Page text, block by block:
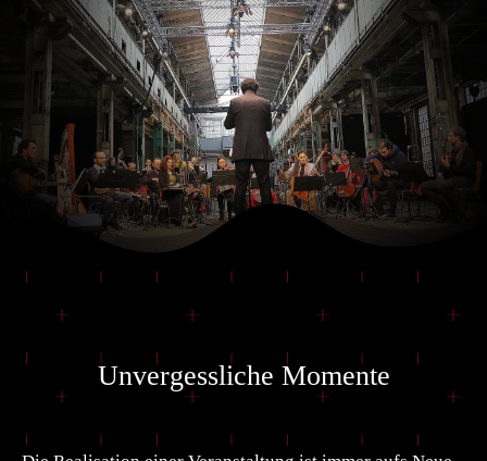
Unvergessliche Momente